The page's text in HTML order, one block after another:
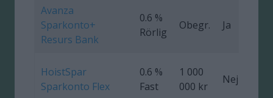
Avanza
Sparkonto+
Resurs Bank
0.6 %
Rörlig
Obegr. Ja
HoistSpar
Sparkonto Flex
0.6 %
Fast
1 000
000 kr
Nej